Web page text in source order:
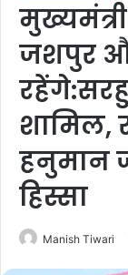
जशपुर
शामिल,
हनुमान
हिस्सा
Manish Tiwari